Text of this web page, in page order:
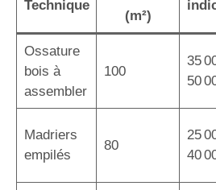
Technique
(m²)
Ossature
bois à
assembler
100
35
50
Madriers
empilés
80
25
40